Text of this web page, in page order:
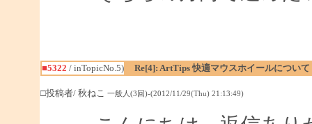
■5322 / inTopicNo.5) Re[4]: ArtTips 快適マウスホイールについて
□投稿者/ 秋ねこ 一般人(3回)-(2012/11/29(Thu) 21:13:49)